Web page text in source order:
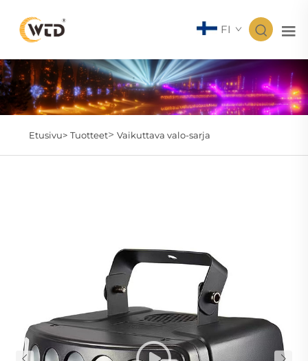
FI
Etusivu> Tuotteet> Vaikuttava valo-sarja